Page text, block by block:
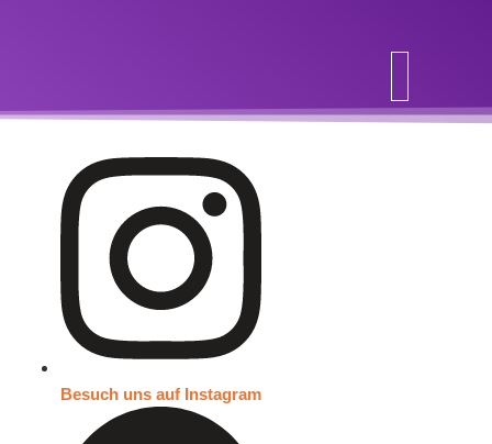
Besuch uns auf Instagram